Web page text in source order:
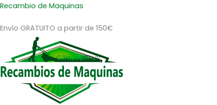
Ir
contenido
Recambio de Maquinas
Envío GRATUITO a partir de 150€
Búsqueda
productos
Búsqueda
productos